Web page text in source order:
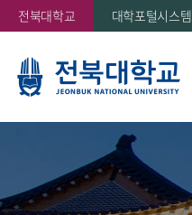
전북대학교 대학포털시스템